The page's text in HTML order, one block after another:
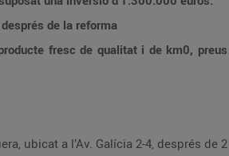
de la reforma
fresc de qualitat i de km0,
ubicat a l’Av. Galícia 2-4, després de